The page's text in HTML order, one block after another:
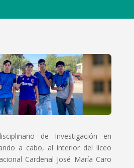
de Investigación en
a cabo, al interior del liceo
Cardenal José María Caro